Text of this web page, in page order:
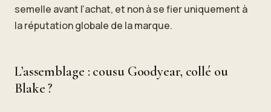
semelle avant l’achat, et non à se fier uniquement à
la réputation globale de la marque.
L’assemblage : cousu Goodyear, collé ou
Blake ?